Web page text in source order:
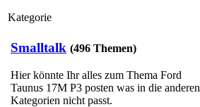
Kategorie
Smalltalk (496 Themen)
Hier könnte Ihr alles zum Thema Ford
Taunus 17M P3 posten was in die anderen
Kategorien nicht passt.